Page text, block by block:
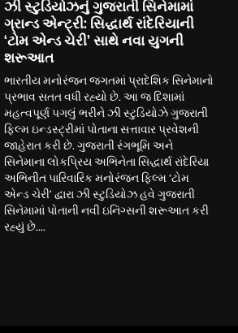
ઝી સ્ટુડિયોઝનું ગુજરાતી સિનેમામાં
ગ્રાન્ડ એન્ટ્રી: સિદ્ધાર્થ રાંદેરિયાની
‘ટોમ એન્ડ ચેરી’ સાથે નવા યુગની
શરૂઆત
ભારતીય મનોરંજન જગતમાં પ્રાદેશિક સિનેમાનો
પ્રભાવ સતત વધી રહ્યો છે. આ જ દિશામાં
મહત્વપૂર્ણ પગલું ભરીને ઝી સ્ટુડિયોઝે ગુજરાતી
ફિલ્મ ઇન્ડસ્ટ્રીમાં પોતાના સત્તાવાર પ્રવેશની
જાહેરાત કરી છે. ગુજરાતી રંગભૂમિ અને
સિનેમાના લોકપ્રિય અભિનેતા સિદ્ધાર્થ રાંદેરિયા
અભિનીત પારિવારિક મનોરંજન ફિલ્મ ‘ટોમ
એન્ડ ચેરી’ દ્વારા ઝી સ્ટુડિયોઝ હવે ગુજરાતી
સિનેમામાં પોતાની નવી ઇનિંગ્સની શરૂઆત કરી
રહ્યું છે....